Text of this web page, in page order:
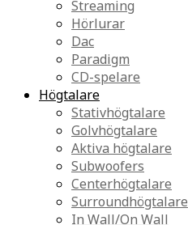
Streaming
Hörlurar
Dac
Paradigm
CD-spelare
Högtalare
Stativhögtalare
Golvhögtalare
Aktiva högtalare
Subwoofers
Centerhögtalare
Surroundhögtalare
In Wall/On Wall